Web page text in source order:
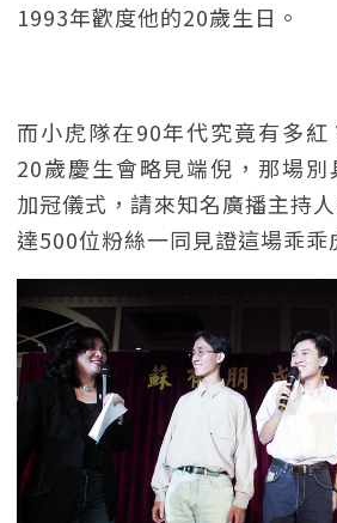
1993年歡度他的20歲生日。
而小虎隊在90年代究竟有多
20歲慶生會略見端倪，那場
加冠儀式，請來知名廣播主持
達500位粉絲一同見證這場乖乖